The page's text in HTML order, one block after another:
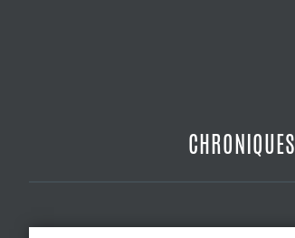
CHRONIQUES